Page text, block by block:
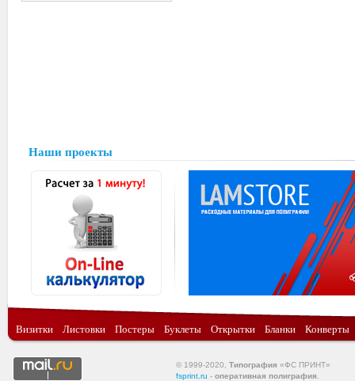
Наши проекты
Визитки Листовки Постеры Буклеты Открытки Бланки Конверты
© 1999-2020, Типография «ФС ПРИНТ»
fsprint.ru - оперативная полиграфия